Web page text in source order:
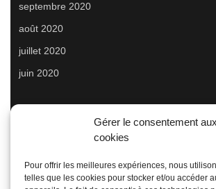
Gérer le consentement aux
cookies
Pour offrir les meilleures expériences, nous
telles que les cookies pour stocker et/ou accéder
septembre 2020
août 2020
juillet 2020
juin 2020
Méta